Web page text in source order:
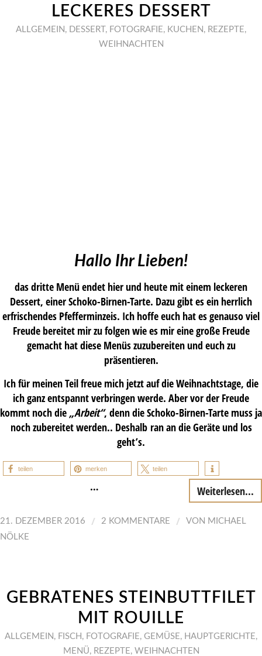
LECKERES DESSERT
ALLGEMEIN , DESSERT , FOTOGRAFIE, KUCHEN , REZEPTE,
WEIHNACHTEN
Hallo Ihr Lieben!
das dritte Menü endet hier und heute mit einem leckeren
Dessert, einer Schoko-Birnen-Tarte. Dazu gibt es ein herrlich
erfrischendes Pfefferminzeis. Ich hoffe euch hat es genauso viel
Freude bereitet mir zu folgen wie es mir eine große Freude
gemacht hat diese Menüs zuzubereiten und euch zu
präsentieren.
Ich für meinen Teil freue mich jetzt auf die Weihnachtstage, die
ich ganz entspannt verbringen werde. Aber vor der Freude
kommt noch die „Arbeit“, denn die Schoko-Birnen-Tarte muss ja
noch zubereitet werden.. Deshalb ran an die Geräte und los
geht’s.
teilen merken teilen
… Weiterlesen...
21. DEZEMBER 2016 / 2 KOMMENTARE / VON MICHAEL
NÖLKE
GEBRATENES STEINBUTTFILET
MIT ROUILLE
ALLGEMEIN , FISCH , FOTOGRAFIE , GEMÜSE , HAUPTGERICHTE ,
MENÜ, REZEPTE , WEIHNACHTEN